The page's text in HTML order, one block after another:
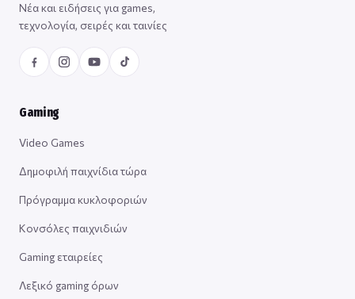
Νέα και ειδήσεις για games,
τεχνολογία, σειρές και ταινίες
Gaming
Video Games
Δημοφιλή παιχνίδια τώρα
Πρόγραμμα κυκλοφοριών
Κονσόλες παιχνιδιών
Gaming εταιρείες
Λεξικό gaming όρων